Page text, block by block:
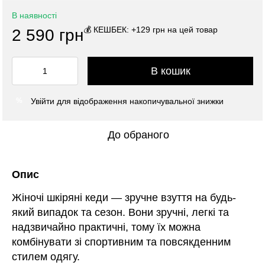
В наявності
2 590 грн💰 КЕШБЕК: +129 грн на цей товар
В кошик
Увійти для відображення накопичувальної знижки
До обраного
Опис
Жіночі шкіряні кеди — зручне взуття на будь-
який випадок та сезон. Вони зручні, легкі та
надзвичайно практичні, тому їх можна
комбінувати зі спортивним та повсякденним
стилем одягу.